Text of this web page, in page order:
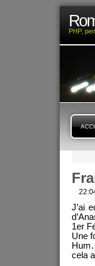
PHP,
J’ai
1er
Une
cela